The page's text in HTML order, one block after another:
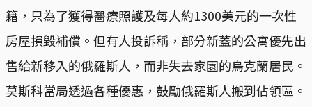
籍，只為了獲得醫療照護及每人約1300美元的一次性
房屋損毀補償。但有人投訴稱，部分新蓋的公寓優先出
售給新移入的俄羅斯人，而非失去家園的烏克蘭居民。
莫斯科當局透過各種優惠，鼓勵俄羅斯人搬到佔領區。